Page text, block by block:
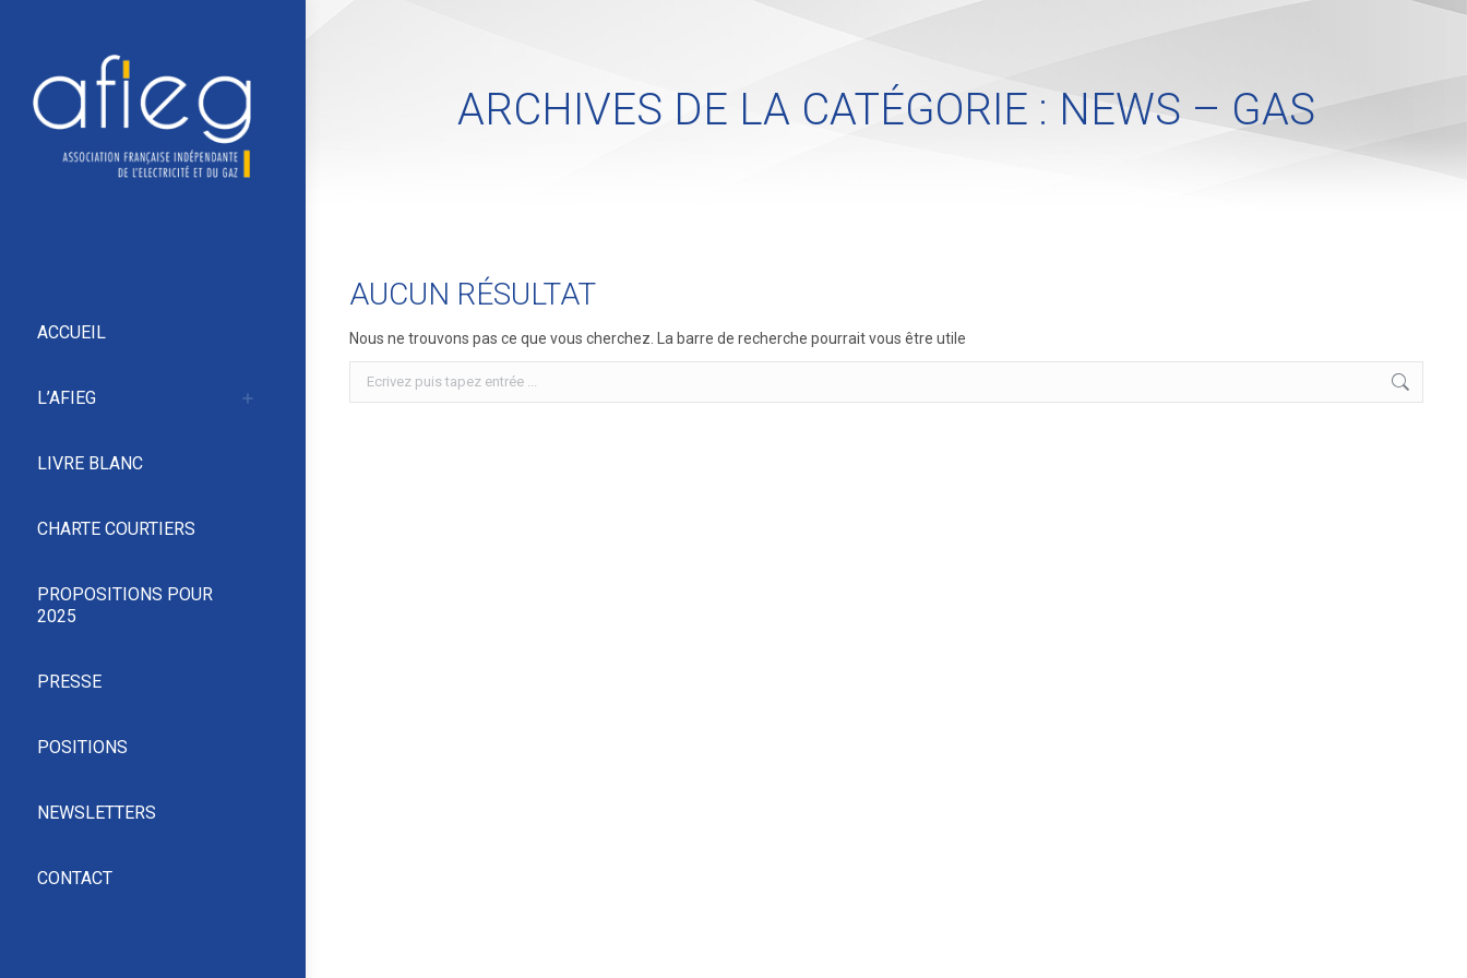
ACCUEIL
L’AFIEG
LIVRE BLANC
CHARTE COURTIERS
PROPOSITIONS POUR
2025
PRESSE
POSITIONS
NEWSLETTERS
CONTACT
ARCHIVES DE LA CATÉGORIE : NEWS – GAS
AUCUN RÉSULTAT
Nous ne trouvons pas ce que vous cherchez. La barre de recherche pourrait vous être utile
Recherche